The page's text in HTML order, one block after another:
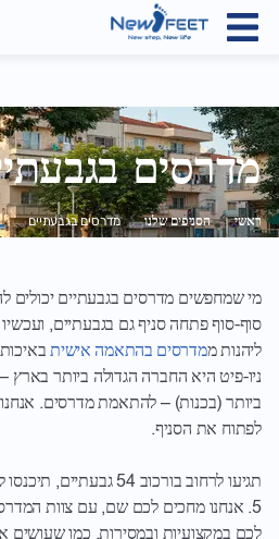
מדרסים
ראשי הסניפים שלנו מדרסים בגבעתיים
מי שמחפשים מדרסים בגבעתיים יכולים
סוף-סוף פתחה סניף גם בגבעתיים, ועכשיו
ליהנותממדרסים בהתאמה אישית
ניו-פיט היא החברה הגדולה ביותר בארץ
ביותר (בכנות) – להתאמת מדרסים.
לפתוח את הסניף.
5. אנחנו מחכים לכם שם, עם צוות
לכם במקצועיות ובמסירות, כמו שעושים